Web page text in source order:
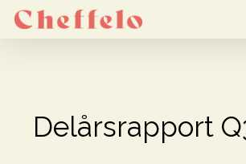
Skip
Delårsrapport